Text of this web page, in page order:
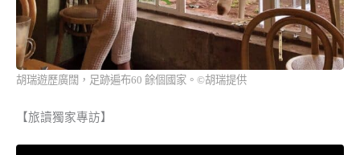
胡瑞遊歷廣闊，足跡遍布60 餘個國家。©胡瑞提供
【旅讀獨家專訪】